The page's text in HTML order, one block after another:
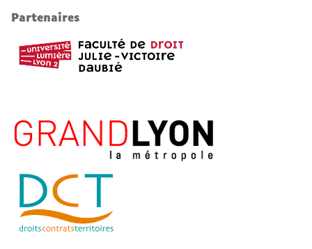
Partenaires